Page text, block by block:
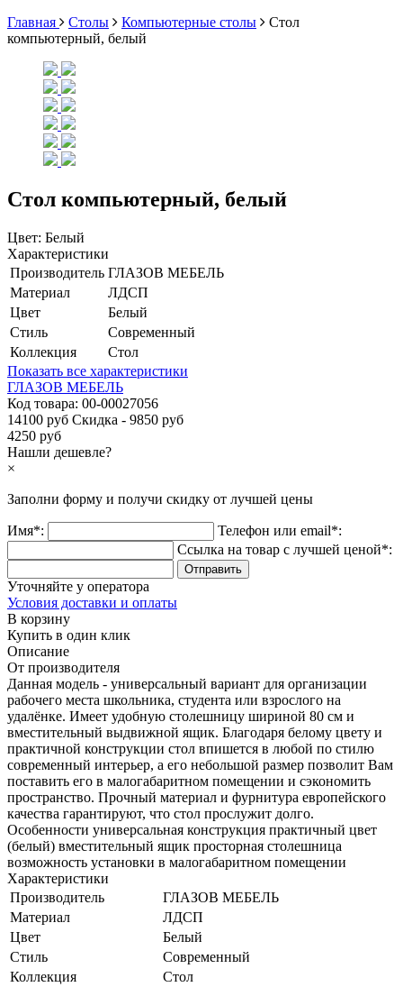
Главная
Столы Компьютерные столы
Стол
компьютерный, белый
Стол компьютерный, белый
Цвет: Белый
Характеристики
Производитель ГЛАЗОВ МЕБЕЛЬ
Материал
ЛДСП
Цвет
Белый
Стиль
Современный
Коллекция
Стол
Показать все характеристики
ГЛАЗОВ МЕБЕЛЬ
Код товара: 00-00027056
14100 руб Скидка - 9850 руб
4250 руб
Нашли дешевле?
×
Заполни форму и получи скидку от лучшей цены
Имя*:
Телефон или email*:
Ссылка на товар с лучшей ценой*:
Уточняйте у оператора
Условия доставки и оплаты
В корзину
Купить в один клик
Описание
От производителя
Данная модель - универсальный вариант для организации
рабочего места школьника, студента или взрослого на
удалёнке. Имеет удобную столешницу шириной 80 см и
вместительный выдвижной ящик. Благодаря белому цвету и
практичной конструкции стол впишется в любой по стилю
современный интерьер, а его небольшой размер позволит Вам
поставить его в малогабаритном помещении и сэкономить
пространство. Прочный материал и фурнитура европейского
качества гарантируют, что стол прослужит долго.
Особенности универсальная конструкция практичный цвет
(белый) вместительный ящик просторная столешница
возможность установки в малогабаритном помещении
Характеристики
Производитель
ГЛАЗОВ МЕБЕЛЬ
Материал
ЛДСП
Цвет
Белый
Стиль
Современный
Коллекция
Стол